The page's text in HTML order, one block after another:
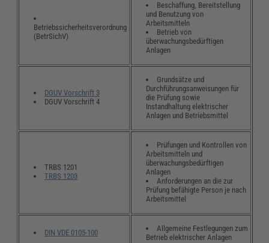
Betriebssicherheitsverordnung
(BetrSichV)
Beschaffung, Bereitstellung
und Benutzung von
Arbeitsmitteln
Betrieb von
überwachungsbedürftigen
Anlagen
DGUV Vorschrift 3
DGUV Vorschrift 4
Grundsätze und
Durchführungsanweisungen für
die Prüfung sowie
Instandhaltung elektrischer
Anlagen und Betriebsmittel
TRBS 1201
TRBS 1203
Prüfungen und Kontrollen von
Arbeitsmitteln und
überwachungsbedürftigen
Anlagen
Anforderungen an die zur
Prüfung befähigte Person je nach
Arbeitsmittel
DIN VDE 0105-100
Allgemeine Festlegungen zum
Betrieb elektrischer Anlagen